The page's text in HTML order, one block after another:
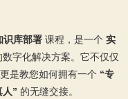
识库部署 课程，是一个 实
数字化解决方案。它不仅仅
是教您如何拥有一个 “专
人” 的无缝交接。